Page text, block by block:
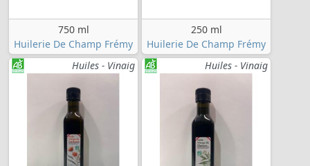
750 ml
Huilerie De Champ Frémy
250 ml
Huilerie De Champ Frémy
Huiles - Vinaig
Huiles - Vinaig